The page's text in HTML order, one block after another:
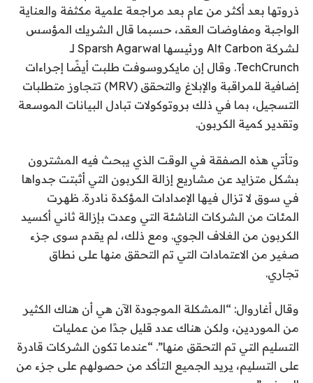
ذروتها بعد أكثر من عام بعد مراجعة علمية مكثفة والعناية
الواجبة ومفاوضات العقد، حسبما قال الشريك المؤسس
لشركة Alt Carbon ورئيسها Sparsh Agarwal لـ
TechCrunch. وقال إن مايكروسوفت طلبت أيضًا إجراءات
إضافية للمراقبة والإبلاغ والتحقق (MRV) تتجاوز متطلبات
التسجيل، بما في ذلك بروتوكولات تبادل البيانات الموسعة
وتقدير كمية الكربون.
وتأتي هذه الصفقة في الوقت الذي يبحث فيه المشترون
بشكل متزايد عن مشاريع إزالة الكربون التي أثبتت جدواها
في سوق لا تزال فيها الإمدادات المؤكدة نادرة. ظهرت
المئات من الشركات الناشئة التي وعدت بإزالة ثاني أكسيد
الكربون من الغلاف الجوي. ومع ذلك، لم يقدم سوى جزء
صغير من الاعتمادات التي تم التحقق منها على نطاق
تجاري.
وقال أغاروال: “المشكلة الموجودة الآن هي أن هناك الكثير
من الموردين، ولكن هناك عدد قليل جدًا من عمليات
التسليم التي تم التحقق منها”. “عندما تكون الشركات قادرة
على التسليم، يريد الجميع التأكد من حصولهم على جزء من